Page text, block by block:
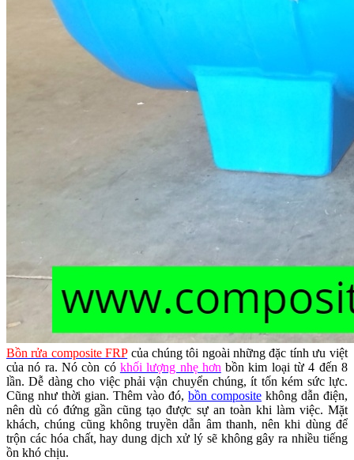
Bồn rửa composite FRPcủa chúng tôi ngoài những đặc tính ưu việt
của nó ra. Nó còn có khối lượng nhẹ hơn bồn kim loại từ 4 đến 8
lần. Dễ dàng cho việc phải vận chuyển chúng, ít tốn kém sức lực.
Cũng như thời gian. Thêm vào đó, bồn composite không dẫn điện,
nên dù có đứng gần cũng tạo được sự an toàn khi làm việc. Mặt
khách, chúng cũng không truyền dẫn âm thanh, nên khi dùng để
trộn các hóa chất, hay dung dịch xử lý sẽ không gây ra nhiều tiếng
ồn khó chịu.